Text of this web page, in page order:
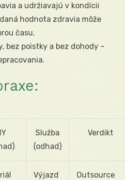
a udržiavajú v kondícii
hodnota zdravia môže
času.
bez poistky a bez dohody –
Služba
(odhad)
Verdikt
Výjazd
Outsource